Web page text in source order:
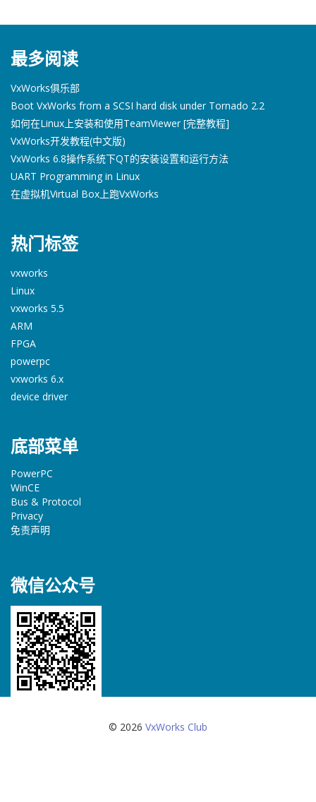
最多阅读
VxWorks俱乐部
Boot VxWorks from a SCSI hard disk under Tornado 2.2
如何在Linux上安装和使用TeamViewer [完整教程]
VxWorks开发教程(中文版)
VxWorks 6.8操作系统下QT的安装设置和运行方法
UART Programming in Linux
在虚拟机Virtual Box上跑VxWorks
热门标签
vxworks
Linux
vxworks 5.5
ARM
FPGA
powerpc
vxworks 6.x
device driver
底部菜单
PowerPC
WinCE
Bus & Protocol
Privacy
免责声明
微信公众号
© 2026 VxWorks Club